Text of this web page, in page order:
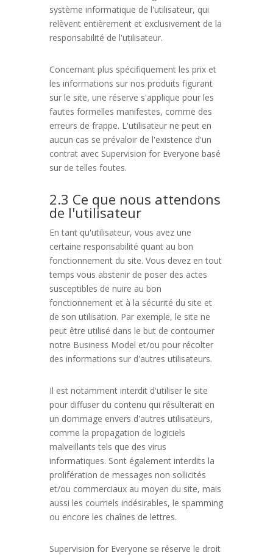
système informatique de l'utilisateur, qui
relèvent entièrement et exclusivement de la
responsabilité de l'utilisateur.
Concernant plus spécifiquement les prix et
les informations sur nos produits figurant
sur le site, une réserve s'applique pour les
fautes formelles manifestes, comme des
erreurs de frappe. L'utilisateur ne peut en
aucun cas se prévaloir de l'existence d'un
contrat avec Supervision for Everyone basé
sur de telles foutes.
2.3 Ce que nous attendons
de l'utilisateur
En tant qu'utilisateur, vous avez une
certaine responsabilité quant au bon
fonctionnement du site. Vous devez en tout
temps vous abstenir de poser des actes
susceptibles de nuire au bon
fonctionnement et à la sécurité du site et
de son utilisation. Par exemple, le site ne
peut être utilisé dans le but de contourner
notre Business Model et/ou pour récolter
des informations sur d'autres utilisateurs.
Il est notamment interdit d'utiliser le site
pour diffuser du contenu qui résulterait en
un dommage envers d'autres utilisateurs,
comme la propagation de logiciels
malveillants tels que des virus
informatiques. Sont également interdits la
prolifération de messages non sollicités
et/ou commerciaux au moyen du site, mais
aussi les courriels indésirables, le spamming
ou encore les chaînes de lettres.
Supervision for Everyone se réserve le droit